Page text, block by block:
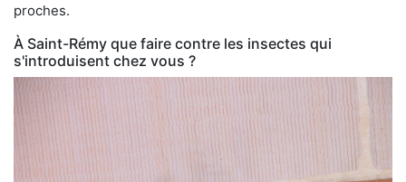
proches.
À Saint-Rémy que faire contre les insectes qui
s'introduisent chez vous ?